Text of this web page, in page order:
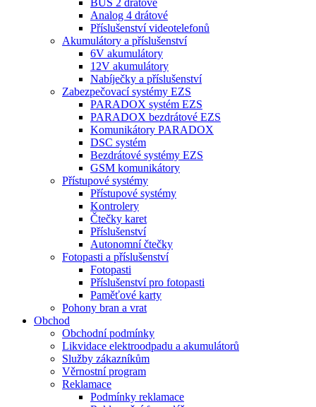
BUS 2 drátové
Analog 4 drátové
Příslušenství videotelefonů
Akumulátory a příslušenství
6V akumulátory
12V akumulátory
Nabíječky a příslušenství
Zabezpečovací systémy EZS
PARADOX systém EZS
PARADOX bezdrátové EZS
Komunikátory PARADOX
DSC systém
Bezdrátové systémy EZS
GSM komunikátory
Přístupové systémy
Přístupové systémy
Kontrolery
Čtečky karet
Příslušenství
Autonomní čtečky
Fotopasti a příslušenství
Fotopasti
Příslušenství pro fotopasti
Paměťové karty
Pohony bran a vrat
Obchod
Obchodní podmínky
Likvidace elektroodpadu a akumulátorů
Služby zákazníkům
Věrnostní program
Reklamace
Podmínky reklamace